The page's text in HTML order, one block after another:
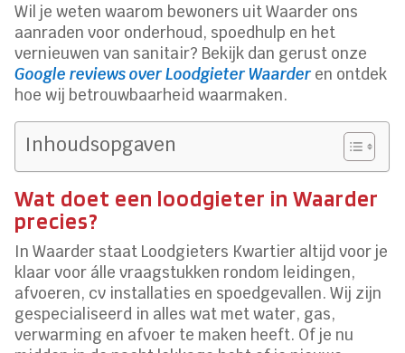
Wil je weten waarom bewoners uit Waarder ons
aanraden voor onderhoud, spoedhulp en het
vernieuwen van sanitair? Bekijk dan gerust onze
Google reviews over Loodgieter Waarder en ontdek
hoe wij betrouwbaarheid waarmaken.
Inhoudsopgaven
Wat doet een loodgieter in Waarder
precies?
In Waarder staat Loodgieters Kwartier altijd voor je
klaar voor álle vraagstukken rondom leidingen,
afvoeren, cv installaties en spoedgevallen. Wij zijn
gespecialiseerd in alles wat met water, gas,
verwarming en afvoer te maken heeft. Of je nu